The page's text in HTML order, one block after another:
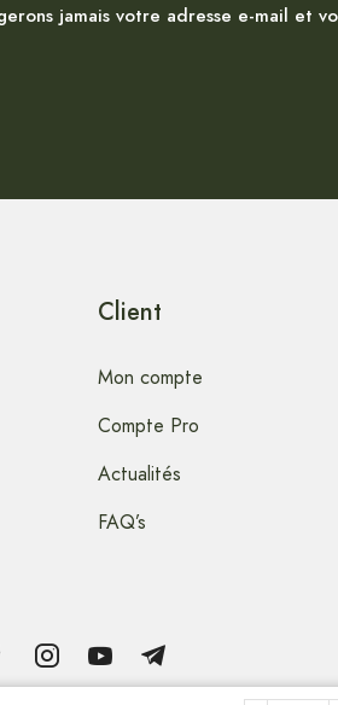
jamais votre adresse e-mail et
Client
Mon compte
Compte Pro
Actualités
FAQ’s